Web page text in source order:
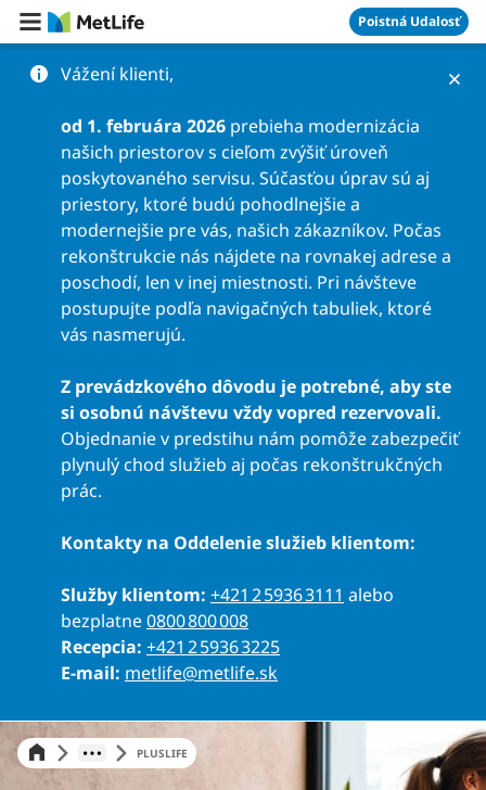
Preskočiť na obsah Poistná Udalosť
Vážení klienti,
od 1. februára 2026 prebieha modernizácia
našich priestorov s cieľom zvýšiť úroveň
poskytovaného servisu. Súčasťou úprav sú aj
priestory, ktoré budú pohodlnejšie a
modernejšie pre vás, našich zákazníkov. Počas
rekonštrukcie nás nájdete na rovnakej adrese a
poschodí, len v inej miestnosti. Pri návšteve
postupujte podľa navigačných tabuliek, ktoré
vás nasmerujú.
Z prevádzkového dôvodu je potrebné, aby ste
si osobnú návštevu vždy vopred rezervovali.
Objednanie v predstihu nám pomôže zabezpečiť
plynulý chod služieb aj počas rekonštrukčných
prác.
Kontakty na Oddelenie služieb klientom:
Služby klientom: +421 2 5936 3111 alebo
bezplatne0800 800 008
Recepcia: +421 2 5936 3225
E-mail: metlife@metlife.sk
PLUSLIFE